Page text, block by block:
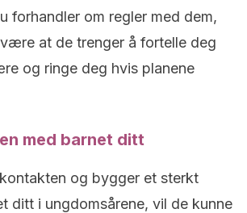
forhandler om regler med dem,
at de trenger å fortelle deg
og ringe deg hvis planene
med barnet ditt
og bygger et sterkt
ditt i ungdomsårene, vil de kunne